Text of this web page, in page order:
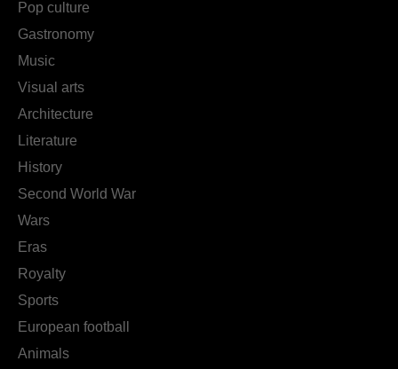
Pop culture
Gastronomy
Music
Visual arts
Architecture
Literature
History
Second World War
Wars
Eras
Royalty
Sports
European football
Animals